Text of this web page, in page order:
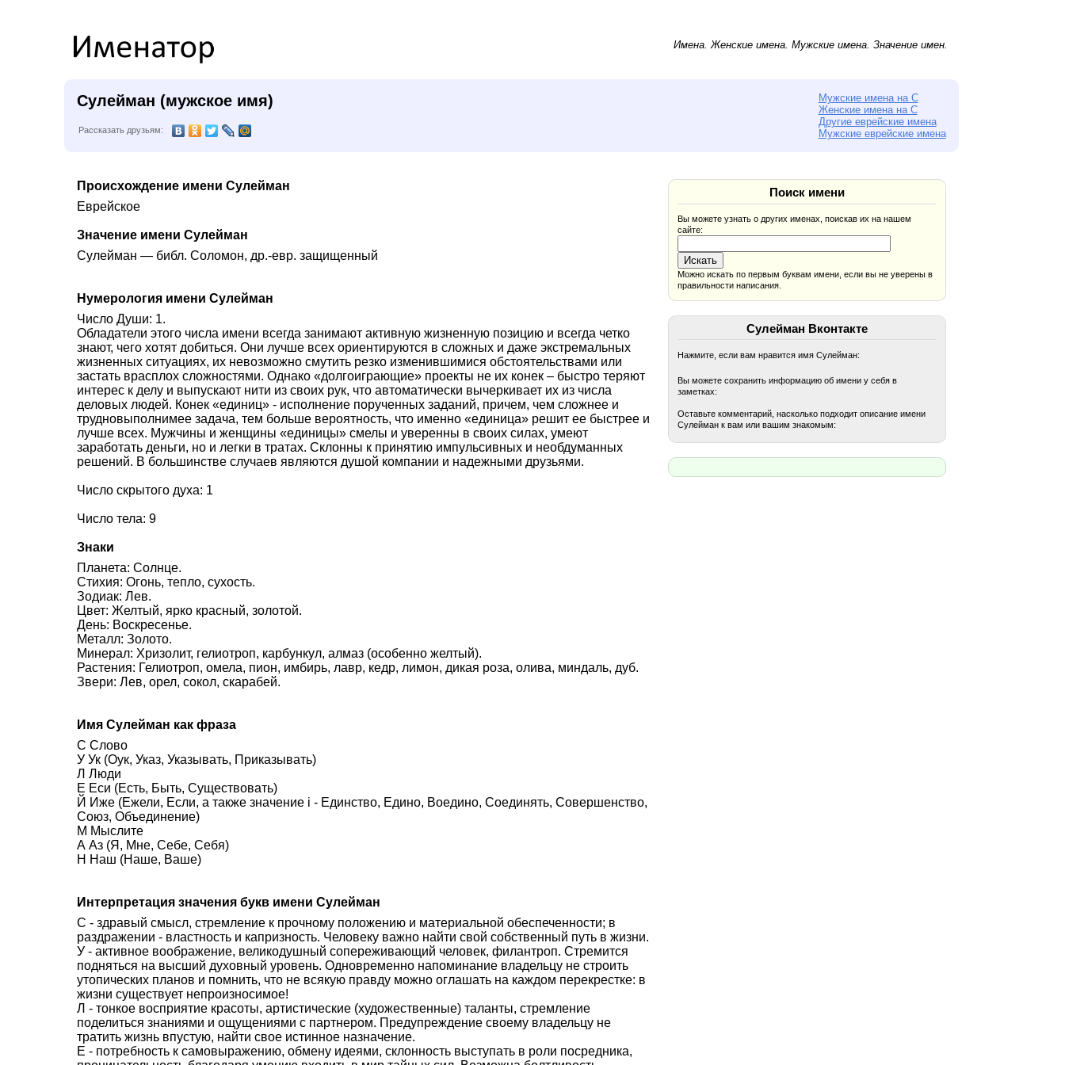
Имена.Женские имена.Мужские имена. Значение имен.
Сулейман (мужское имя)
Мужские имена на С
Женские имена на С
Другие еврейские имена
Мужские еврейские имена
Рассказать друзьям:
Происхождение имени Сулейман
Еврейское
Значение имени Сулейман
Сулейман — библ. Соломон, др.-евр. защищенный
Нумерология имени Сулейман
Число Души: 1.
Обладатели этого числа имени всегда занимают активную жизненную позицию и всегда четко
знают, чего хотят добиться. Они лучше всех ориентируются в сложных и даже экстремальных
жизненных ситуациях, их невозможно смутить резко изменившимися обстоятельствами или
застать врасплох сложностями. Однако «долгоиграющие» проекты не их конек – быстро теряют
интерес к делу и выпускают нити из своих рук, что автоматически вычеркивает их из числа
деловых людей. Конек «единиц» - исполнение порученных заданий, причем, чем сложнее и
трудновыполнимее задача, тем больше вероятность, что именно «единица» решит ее быстрее и
лучше всех. Мужчины и женщины «единицы» смелы и уверенны в своих силах, умеют
заработать деньги, но и легки в тратах. Склонны к принятию импульсивных и необдуманных
решений. В большинстве случаев являются душой компании и надежными друзьями.
Число скрытого духа: 1
Число тела: 9
Знаки
Планета: Солнце.
Стихия: Огонь, тепло, сухость.
Зодиак: Лев.
Цвет: Желтый, ярко красный, золотой.
День: Воскресенье.
Металл: Золото.
Минерал: Хризолит, гелиотроп, карбункул, алмаз (особенно желтый).
Растения: Гелиотроп, омела, пион, имбирь, лавр, кедр, лимон, дикая роза, олива, миндаль, дуб.
Звери: Лев, орел, сокол, скарабей.
Имя Сулейман как фраза
С Слово
У Ук (Оук, Указ, Указывать, Приказывать)
Л Люди
Е Еси (Есть, Быть, Существовать)
Й Иже (Ежели, Если, а также значение i - Единство, Едино, Воедино, Соединять, Совершенство,
Союз, Объединение)
М Мыслите
А Аз (Я, Мне, Себе, Себя)
Н Наш (Наше, Ваше)
Интерпретация значения букв имени Сулейман
С - здравый смысл, стремление к прочному положению и материальной обеспеченности; в
раздражении - властность и капризность. Человеку важно найти свой собственный путь в жизни.
У - активное воображение, великодушный сопереживающий человек, филантроп. Стремится
подняться на высший духовный уровень. Одновременно напоминание владельцу не строить
утопических планов и помнить, что не всякую правду можно оглашать на каждом перекрестке: в
жизни существует непроизносимое!
Л - тонкое восприятие красоты, артистические (художественные) таланты, стремление
поделиться знаниями и ощущениями с партнером. Предупреждение своему владельцу не
тратить жизнь впустую, найти свое истинное назначение.
Е - потребность к самовыражению, обмену идеями, склонность выступать в роли посредника,
Поиск имени
Вы можете узнать о других именах, поискав их на нашем
сайте:
Можно искать по первым буквам имени, если вы не уверены в
правильности написания.
Сулейман Вконтакте
Нажмите, если вам нравится имя Сулейман:
Вы можете сохранить информацию об имени у себя в
заметках:
Оставьте комментарий, насколько подходит описание имени
Сулейман к вам или вашим знакомым: